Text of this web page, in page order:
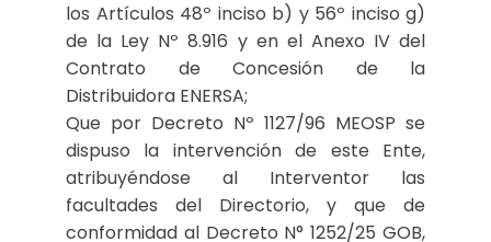
los Artículos 48º inciso b) y 56º inciso g)
de la Ley Nº 8.916 y en el Anexo IV del
Contrato de Concesión de la
Distribuidora ENERSA;
Que por Decreto Nº 1127/96 MEOSP se
dispuso la intervención de este Ente,
atribuyéndose al Interventor las
facultades del Directorio, y que de
conformidad al Decreto N° 1252/25 GOB,